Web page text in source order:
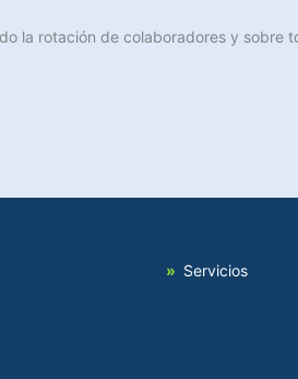
la rotación de colaboradores y sobre
Servicios